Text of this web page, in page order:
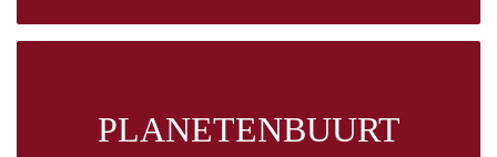
PLANETENBUURT